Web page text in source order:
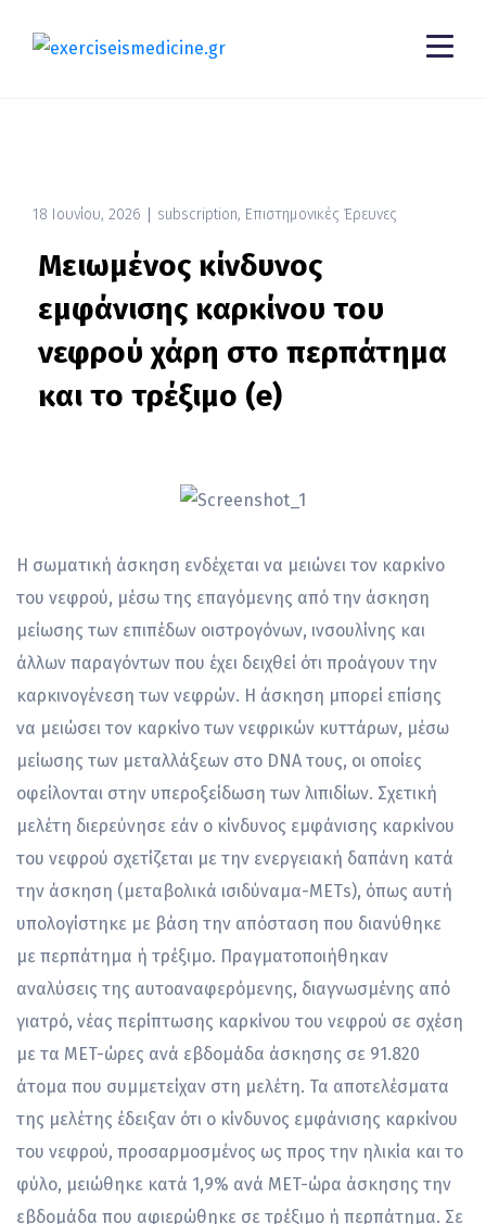
18 Ιουνίου, 2026 subscription, Επιστημονικές Έρευνες
Μειωμένος κίνδυνος
εμφάνισης καρκίνου του
νεφρού χάρη στο περπάτημα
και το τρέξιμο (e)
Η σωματική άσκηση ενδέχεται να μειώνει τον καρκίνο
του νεφρού, μέσω της επαγόμενης από την άσκηση
μείωσης των επιπέδων οιστρογόνων, ινσουλίνης και
άλλων παραγόντων που έχει δειχθεί ότι προάγουν την
καρκινογένεση των νεφρών. Η άσκηση μπορεί επίσης
να μειώσει τον καρκίνο των νεφρικών κυττάρων, μέσω
μείωσης των μεταλλάξεων στο DNA τους, οι οποίες
οφείλονται στην υπεροξείδωση των λιπιδίων. Σχετική
μελέτη διερεύνησε εάν ο κίνδυνος εμφάνισης καρκίνου
του νεφρού σχετίζεται με την ενεργειακή δαπάνη κατά
την άσκηση (μεταβολικά ισιδύναμα-ΜΕΤs), όπως αυτή
υπολογίστηκε με βάση την απόσταση που διανύθηκε
με περπάτημα ή τρέξιμο. Πραγματοποιήθηκαν
αναλύσεις της αυτοαναφερόμενης, διαγνωσμένης από
γιατρό, νέας περίπτωσης καρκίνου του νεφρού σε σχέση
με τα MET-ώρες ανά εβδομάδα άσκησης σε 91.820
άτομα που συμμετείχαν στη μελέτη. Τα αποτελέσματα
της μελέτης έδειξαν ότι ο κίνδυνος εμφάνισης καρκίνου
του νεφρού, προσαρμοσμένος ως προς την ηλικία και το
φύλο, μειώθηκε κατά 1,9% ανά MET-ώρα άσκησης την
εβδομάδα που αφιερώθηκε σε τρέξιμο ή περπάτημα. Σε